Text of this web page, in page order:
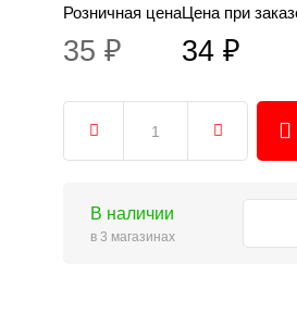
Розничная цена
35 ₽
Цена при
34 ₽
В наличии
в 3 магазинах